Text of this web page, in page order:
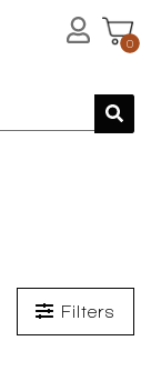
0
Filters